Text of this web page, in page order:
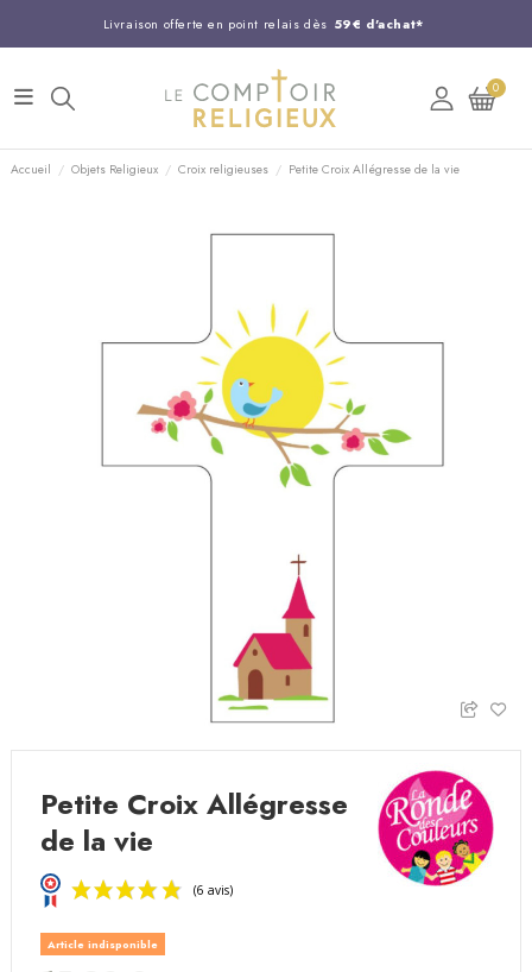
Livraison offerte en point relais dès 59€ d'achat*
Entreprise Française familiale
Support client disponible au 03 20 24 74 15
Commandez avant 14H, expédition le jour même !
0
Accueil Objets Religieux Croix religieuses Petite Croix Allégresse de la vie
Petite Croix Allégresse
de la vie
Article indisponible